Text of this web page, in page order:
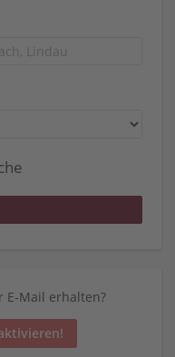
E-Mail erhalten?